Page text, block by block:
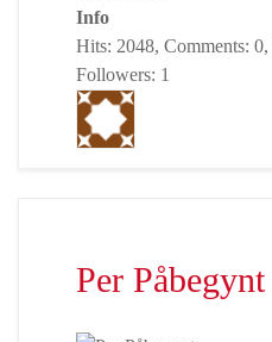
Info
Hits: 2048, Comments:
Followers: 1
Per Påbegynt